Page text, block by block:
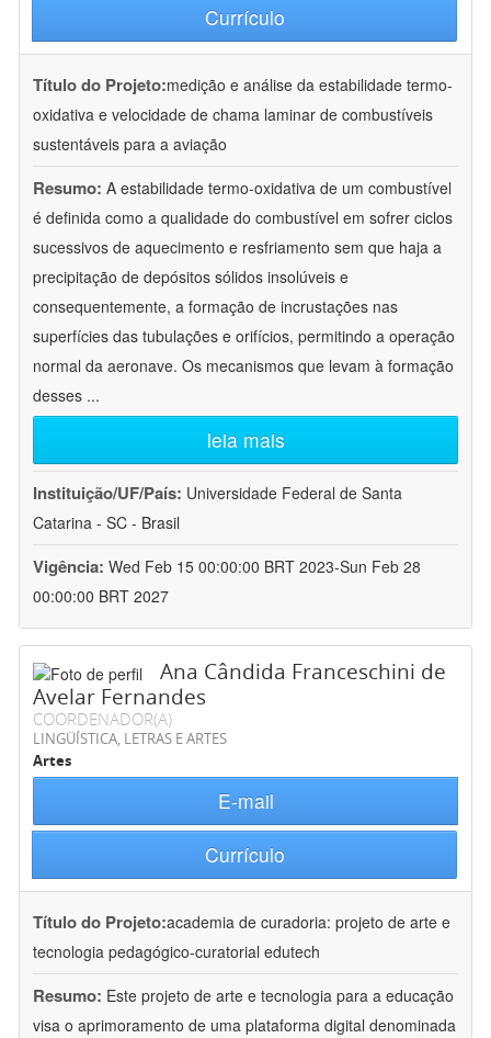
Currículo
Título do Projeto:medição e análise da estabilidade termo-
oxidativa e velocidade de chama laminar de combustíveis
sustentáveis para a aviação
Resumo: A estabilidade termo-oxidativa de um combustível
é definida como a qualidade do combustível em sofrer ciclos
sucessivos de aquecimento e resfriamento sem que haja a
precipitação de depósitos sólidos insolúveis e
consequentemente, a formação de incrustações nas
superfícies das tubulações e orifícios, permitindo a operação
normal da aeronave. Os mecanismos que levam à formação
desses ...
leia mais
Instituição/UF/País: Universidade Federal de Santa
Catarina - SC - Brasil
Vigência: Wed Feb 15 00:00:00 BRT 2023-Sun Feb 28
00:00:00 BRT 2027
Ana Cândida Franceschini de
Avelar Fernandes
COORDENADOR(A)
LINGÜÍSTICA, LETRAS E ARTES
Artes
E-mail
Currículo
Título do Projeto:academia de curadoria: projeto de arte e
tecnologia pedagógico-curatorial edutech
Resumo: Este projeto de arte e tecnologia para a educação
visa o aprimoramento de uma plataforma digital denominada